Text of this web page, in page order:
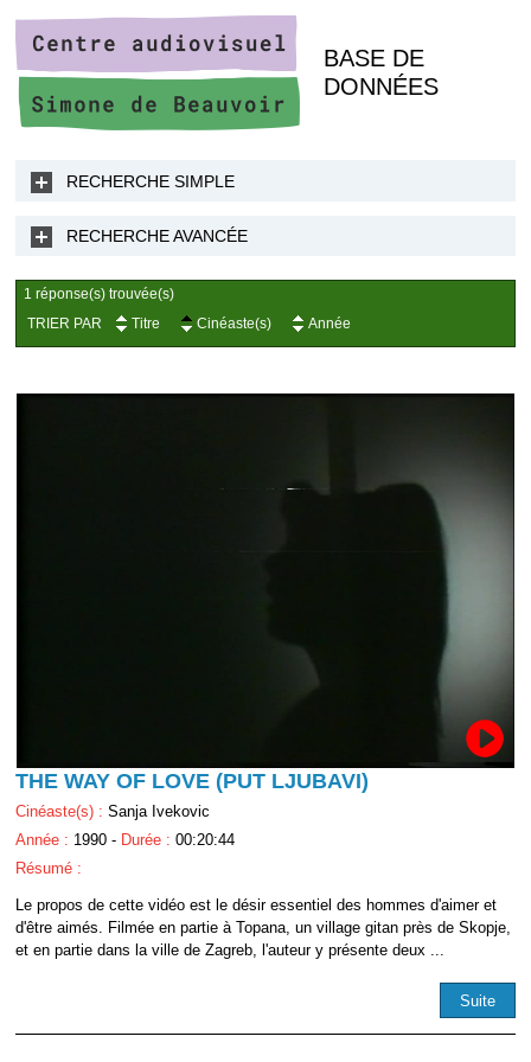
BASE DE
DONNÉES
RECHERCHE SIMPLE
RECHERCHE AVANCÉE
1 réponse(s) trouvée(s)
TRIER PAR Titre Cinéaste(s) Année
THE WAY OF LOVE (PUT LJUBAVI)
Cinéaste(s) : Sanja Ivekovic
Année : 1990 - Durée : 00:20:44
Résumé :
Le propos de cette vidéo est le désir essentiel des hommes d'aimer et
d'être aimés. Filmée en partie à Topana, un village gitan près de Skopje,
et en partie dans la ville de Zagreb, l'auteur y présente deux ...
Suite